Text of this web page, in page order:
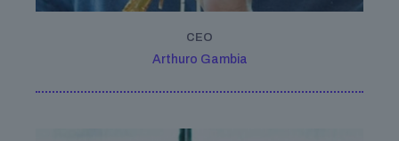
CEO
Arthuro Gambia